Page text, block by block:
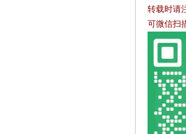
转载时请
可微信扫